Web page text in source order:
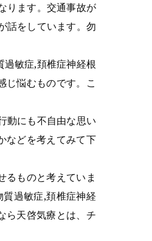
ります。交通事故が
話をしています。勿
敏症,頚椎症神経根
じ悩むものです。こ
動にも不自由な思い
などを考えてみて下
るものと考えていま
過敏症,頚椎症神経
ら天啓気療とは、チ